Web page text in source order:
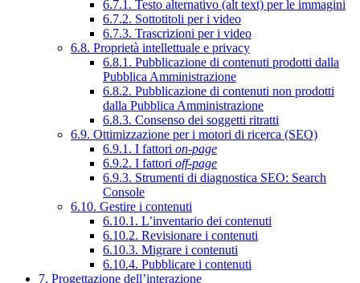
6.7.1. Testo alternativo (alt text) per le immagini
6.7.2. Sottotitoli per i video
6.7.3. Trascrizioni per i video
6.8. Proprietà intellettuale e privacy
6.8.1. Pubblicazione di contenuti prodotti dalla
Pubblica Amministrazione
6.8.2. Pubblicazione di contenuti non prodotti
dalla Pubblica Amministrazione
6.8.3. Consenso dei soggetti ritratti
6.9. Ottimizzazione per i motori di ricerca (SEO)
6.9.1. I fattori on-page
6.9.2. I fattori off-page
6.9.3. Strumenti di diagnostica SEO: Search
Console
6.10. Gestire i contenuti
6.10.1. L’inventario dei contenuti
6.10.2. Revisionare i contenuti
6.10.3. Migrare i contenuti
6.10.4. Pubblicare i contenuti
7. Progettazione dell’interazione